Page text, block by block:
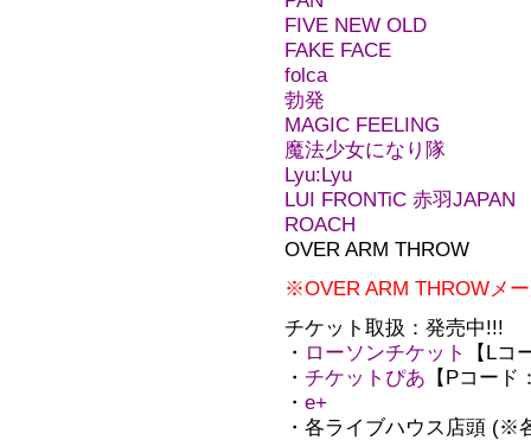
FIVE NEW OLD
FAKE FACE
folca
勃発
MAGIC FEELING
魔法少女になり隊
Lyu:Lyu
LUI FRONTiC 赤羽JAPAN
ROACH
OVER ARM THROW
※OVER ARM THROWメ
チケット取扱：発売中!!!
・ ローソンチケット
【Lコ
・ チケットぴあ 【Pコード
・ e+
・各ライブハウス店頭 (※